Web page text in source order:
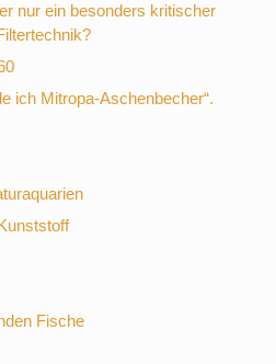
nur ein besonders kritischer
ich Mitropa-Aschenbecher“.
Fische